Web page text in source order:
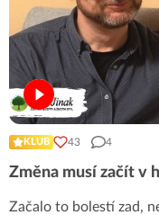
KLUB 43 4
Změna musí začít v
Začalo to bolestí zad,